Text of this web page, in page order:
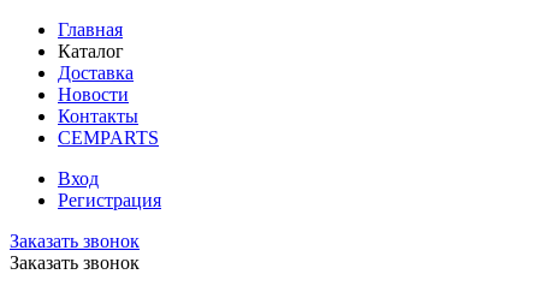
Главная
Каталог
Доставка
Новости
Контакты
CEMPARTS
Вход
Регистрация
Заказать звонок
Заказать звонок